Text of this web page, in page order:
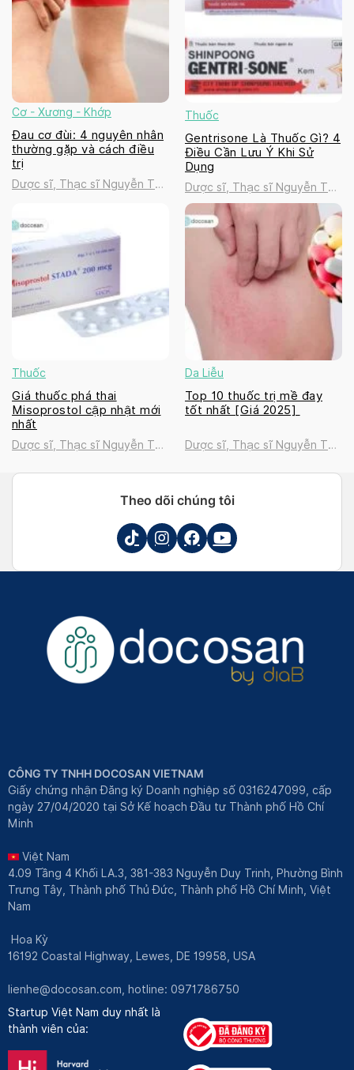
Cơ - Xương - Khớp
Đau cơ đùi: 4 nguyên nhân
thường gặp và cách điều
trị
Dược sĩ, Thạc sĩ Nguyễn Thị
Thuốc
Gentrisone Là Thuốc Gì? 4
Điều Cần Lưu Ý Khi Sử
Dụng
Dược sĩ, Thạc sĩ Nguyễn Thị
Thanh Tú
Thuốc
Giá thuốc phá thai
Misoprostol cập nhật mới
nhất
Dược sĩ, Thạc sĩ Nguyễn Thị
Da Liễu
Top 10 thuốc trị mề đay
tốt nhất [Giá 2025]
Dược sĩ, Thạc sĩ Nguyễn Thị
Theo dõi chúng tôi
CÔNG TY TNHH DOCOSAN VIETNAM
Giấy chứng nhận Đăng ký Doanh nghiệp số 0316247099, cấp
ngày 27/04/2020 tại Sở Kế hoạch Đầu tư Thành phố Hồ Chí
Minh
Việt Nam
4.09 Tầng 4 Khối LA.3, 381-383 Nguyễn Duy Trinh, Phường Bình
Trưng Tây, Thành phố Thủ Đức, Thành phố Hồ Chí Minh, Việt
Nam
Hoa Kỳ
16192 Coastal Highway, Lewes, DE 19958, USA
lienhe@docosan.com, hotline: 0971786750
Startup Việt Nam duy nhất là
thành viên của: